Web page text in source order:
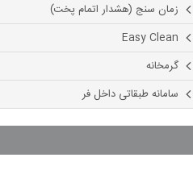
زمان سنج (هشدار اتمام پخت)
Easy Clean
گرمخانه
سامانه طبقاتی داخل فر